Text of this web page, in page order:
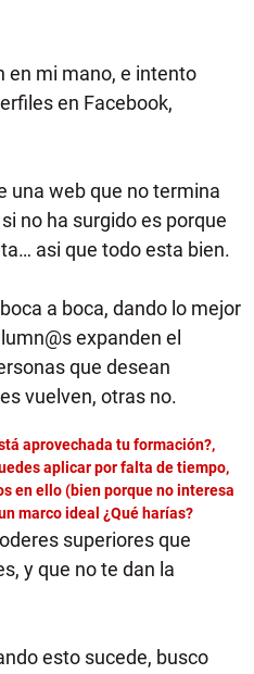
en mi mano, e intento
en Facebook,
una web que no termina
no ha surgido es porque
asi que todo esta bien.
a boca, dando lo mejor
expanden el
que desean
vuelven, otras no.
aprovechada tu formación?,
aplicar por falta de tiempo,
en ello (bien porque no interesa
marco ideal ¿Qué harías?
superiores que
y que no te dan la
esto sucede, busco